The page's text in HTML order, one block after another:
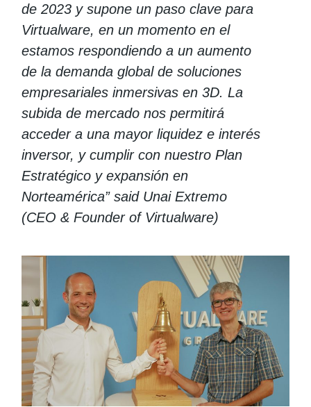
de 2023 y supone un paso clave para
Virtualware, en un momento en el
estamos respondiendo a un aumento
de la demanda global de soluciones
empresariales inmersivas en 3D. La
subida de mercado nos permitirá
acceder a una mayor liquidez e interés
inversor, y cumplir con nuestro Plan
Estratégico y expansión en
Norteamérica”saidUnai Extremo
(CEO & Founder of Virtualware)